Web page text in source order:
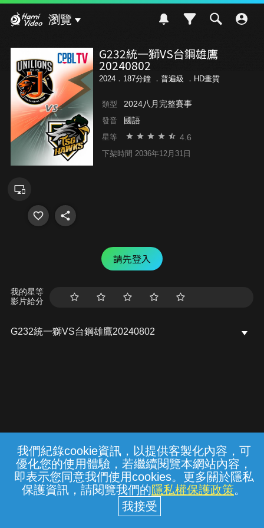
我們紀錄cookie資訊，以提供客製化內容，可
優化您的使用體驗，若繼續閱覽本網站內容，
即表示您同意我們使用cookies。更多關於隱私
保護資訊，請閱覽我們的隱私權保護政策。
瀏覽
G232統一獅VS台鋼雄鷹
20240802
2024．187分鐘 ． 普遍級 ．HD畫質
類型 2024八月完整賽事
發音 國語
星等 4.6
下架時間 2036年12月31日
請先登入
我的星等
影片給分
G232統一獅VS台鋼雄鷹20240802
常見問題 線上客服 服務條款 隱私權保護
中華電信股份有限公司個人家庭分公司
(統一編號：96979949) © 2026
{{notifyMsg}}